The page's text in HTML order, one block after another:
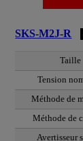
SKS-M2J-R
Taille
Tension
Méthode de
Méthode de
Avertisseur